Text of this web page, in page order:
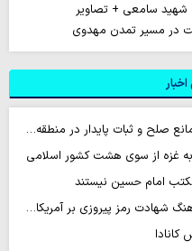
شهید سامعی + تصاویر
در مسیر تمدن مهدوی
صلح و ثبات پایدار در منطقه…
غزه از سوی هشت کشور اسلامی
امام حسین نیستند
شهادت رمز پیروزی بر آمریکا…